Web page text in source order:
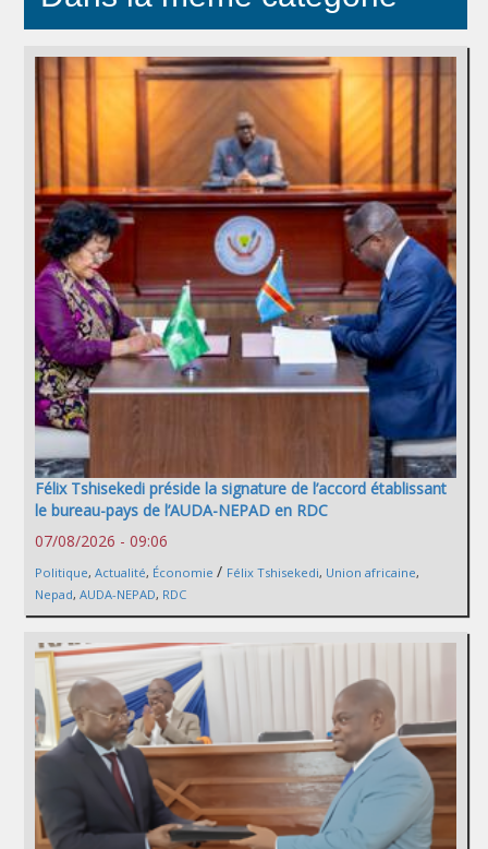
Félix Tshisekedi préside la signature de l’accord établissant
le bureau-pays de l’AUDA-NEPAD en RDC
07/08/2026 - 09:06
Politique, Actualité, Économie / Félix Tshisekedi, Union africaine,
Nepad, AUDA-NEPAD, RDC